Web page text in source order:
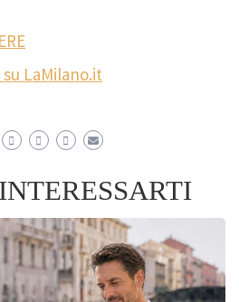
LaMilano.it